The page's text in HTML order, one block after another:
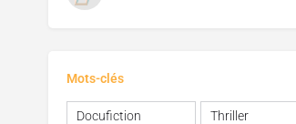
Mots-clés
Docufiction Thriller